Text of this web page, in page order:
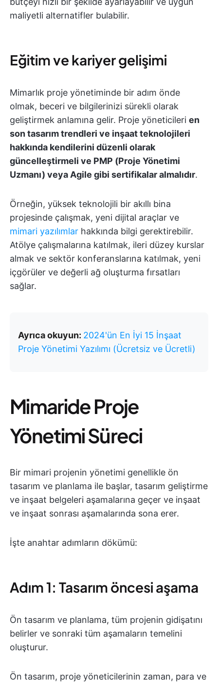
maliyetli alternatifler bulabilir.
Eğitim ve kariyer gelişimi
Mimarlık proje yönetiminde bir adım önde
olmak, beceri ve bilgilerinizi sürekli olarak
geliştirmek anlamına gelir. Proje yöneticileri en
son tasarım trendleri ve inşaat teknolojileri
hakkında kendilerini düzenli olarak
güncelleştirmeli ve PMP (Proje Yönetimi
Uzmanı) veya Agile gibi sertifikalar almalıdır.
Örneğin, yüksek teknolojili bir akıllı bina
projesinde çalışmak, yeni dijital araçlar ve
mimari yazılımlar hakkında bilgi gerektirebilir.
Atölye çalışmalarına katılmak, ileri düzey kurslar
almak ve sektör konferanslarına katılmak, yeni
içgörüler ve değerli ağ oluşturma fırsatları
sağlar.
Ayrıca okuyun: 2024'ün En İyi 15 İnşaat
Proje Yönetimi Yazılımı (Ücretsiz ve Ücretli)
Mimaride Proje
Yönetimi Süreci
Bir mimari projenin yönetimi genellikle ön
tasarım ve planlama ile başlar, tasarım geliştirme
ve inşaat belgeleri aşamalarına geçer ve inşaat
ve inşaat sonrası aşamalarında sona erer.
İşte anahtar adımların dökümü:
Adım 1: Tasarım öncesi aşama
Ön tasarım ve planlama, tüm projenin gidişatını
belirler ve sonraki tüm aşamaların temelini
oluşturur.
Ön tasarım, proje yöneticilerinin zaman, para ve